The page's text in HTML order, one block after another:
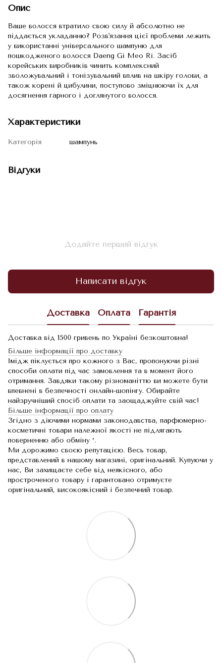
Опис
Ваше волосся втратило свою силу й абсолютно не
піддається укладанню? Розв'язання цієї проблеми лежить
у використанні універсального шампуню для
пошкодженого волосся Daeng Gi Meo Ri. Засіб
корейських виробників чинить комплексний
зволожувальний і тонізувальний вплив на шкіру голови, а
також корені й цибулини, поступово зміцнюючи їх для
досягнення гарного і доглянутого волосся.
Характеристики
Категорія шампунь
Відгуки
Додайте перший відгук
Написати відгук
Доставка Оплата Гарантія
Доставка від 1500 гривень по Україні безкоштовна!
Більше інформації про доставку
Імідж піклується про кожного з Вас, пропонуючи різні
способи оплати під час замовлення та в момент його
отримання. Завдяки такому різноманіттю ви можете бути
впевнені в безпечності онлайн-шопінгу. Обирайте
найзручніший спосіб оплати та заощаджуйте свій час!
Більше інформації про оплату
Згідно з діючими нормами законодавства, парфюмерно-
косметичні товари належної якості не підлягають
поверненню або обміну *.
Ми дорожимо своєю репутацією. Весь товар,
представлений в нашому магазині, оригінальний. Купуючи у
нас, Ви захищаєте себе від неякісного, або
простроченого товару і гарантовано отримуєте
оригінальний, високоякісний і безпечний товар.